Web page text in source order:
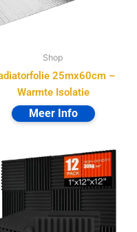
Shop
25mx60cm –
Warmte Isolatie